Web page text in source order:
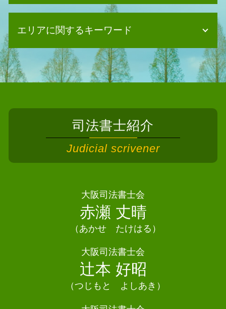
債務整理 流れ
個人再生 失敗
個人再生 クレジットカード
債務整理とは
債務整理 司法書士 費用
任意整理
債務整理 相談 おすすめ
消滅時効 起算点
債務整理 費用
任意整理 訴訟
自己破産 クレジットカード
債務整理 任意整理
相続 登記
相続 相関図
遺言書 遺留分
相続 関係図
空き家 相続放棄
遺産分割協議 期限
限定承認 相続
相続 遺留分
遺産分割協議書 公正証書
遺産分割協議 難航
相続 住んでいる家
相続 手続き 代行
不動産 共有名義 相続
遺言書 相談
エリアに関するキーワード
債務整理 司法書士 守口市
債務整理 司法書士 柏原市
債務整理 司法書士 四條畷市
債務整理 司法書士 池田市
相続 司法書士 門真市
債務整理 司法書士 河内長野市
相続 司法書士 寝屋川市
債務整理 司法書士 岬町
相続 司法書士 河南町
債務整理 司法書士 忠岡町
相続 司法書士 交野市
債務整理 司法書士 羽曳野市
相続 司法書士 四條畷市
相続 司法書士 池田市
司法書士紹介
Judicial scrivener
大阪司法書士会
赤瀬 丈晴
（あかせ たけはる）
大阪司法書士会
辻本 好昭
（つじもと よしあき）